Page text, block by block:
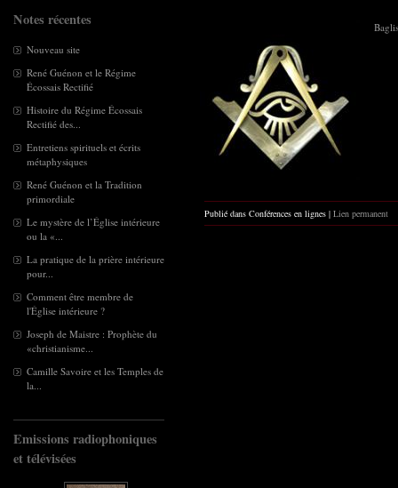
Notes récentes
Nouveau site
René Guénon et le Régime
Écossais Rectifié
Histoire du Régime Écossais
Rectifié des...
Entretiens spirituels et écrits
métaphysiques
René Guénon et la Tradition
primordiale
Le mystère de l’Église intérieure
ou la «...
La pratique de la prière intérieure
pour...
Comment être membre de
l'Église intérieure ?
Joseph de Maistre : Prophète du
«christianisme...
Camille Savoire et les Temples de
la...
Emissions radiophoniques
et télévisées
Publié dans Conférences en lignes | Lien permanent